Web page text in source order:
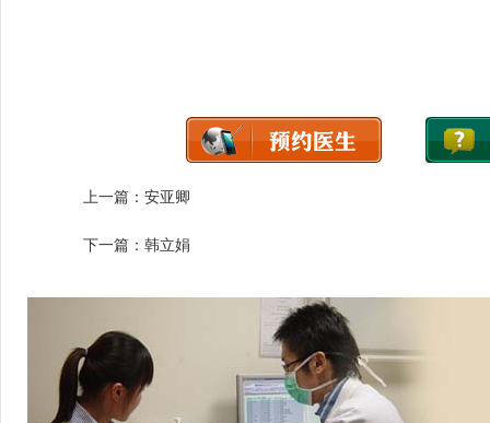
上一篇： 安亚卿
下一篇： 韩立娟